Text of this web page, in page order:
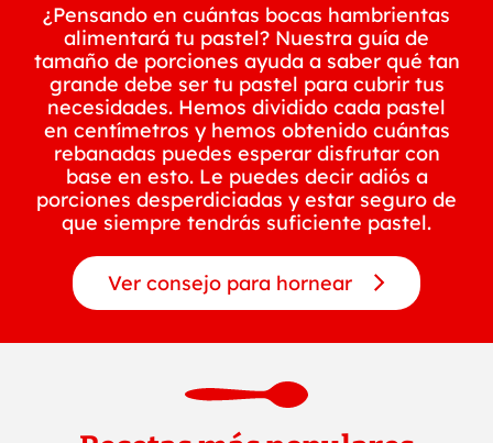
¿Pensando en cuántas bocas hambrientas
alimentará tu pastel? Nuestra guía de
tamaño de porciones ayuda a saber qué tan
grande debe ser tu pastel para cubrir tus
necesidades. Hemos dividido cada pastel
en centímetros y hemos obtenido cuántas
rebanadas puedes esperar disfrutar con
base en esto. Le puedes decir adiós a
porciones desperdiciadas y estar seguro de
que siempre tendrás suficiente pastel.
Ver consejo para hornear